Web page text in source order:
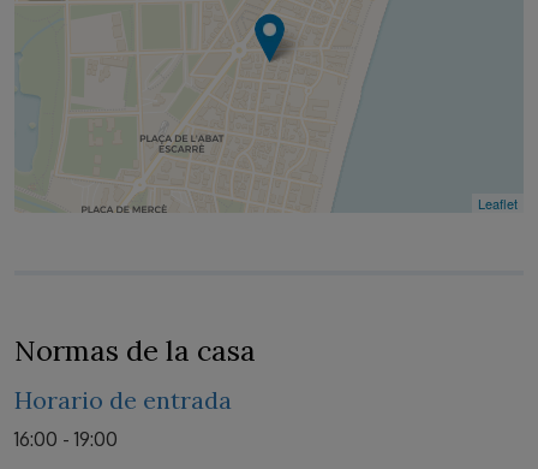
Leaflet
Normas de la casa
Horario de entrada
16:00 - 19:00